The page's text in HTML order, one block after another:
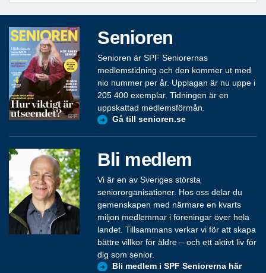
Senioren
Senioren är SPF Seniorernas
medlemstidning och den kommer ut med
nio nummer per år. Upplagan är nu uppe i
205 400 exemplar. Tidningen är en
uppskattad medlemsförmån.
Gå till senioren.se
Bli medlem
Vi är en av Sveriges största
seniororganisationer. Hos oss delar du
gemenskapen med närmare en kvarts
miljon medlemmar i föreningar över hela
landet. Tillsammans verkar vi för att skapa
bättre villkor för äldre – och ett aktivt liv för
dig som senior.
Bli medlem i SPF Seniorerna här